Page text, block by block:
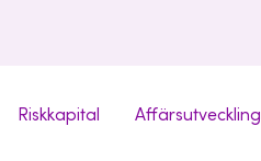
Riskkapital Affärsutveckling